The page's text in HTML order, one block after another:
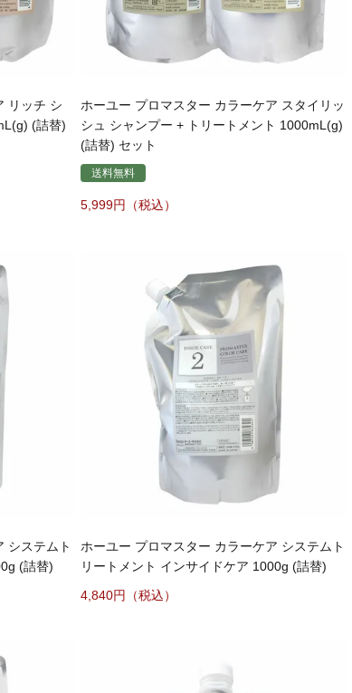
リッチ シ
(詰替)
ホーユー プロマスター カラーケア スタイリッ
シュ シャンプー + トリートメント 1000mL(g)
(詰替) セット
送料無料
5,999
システムト
(詰替)
ホーユー プロマスター カラーケア システムト
リートメント インサイドケア 1000g (詰替)
4,840